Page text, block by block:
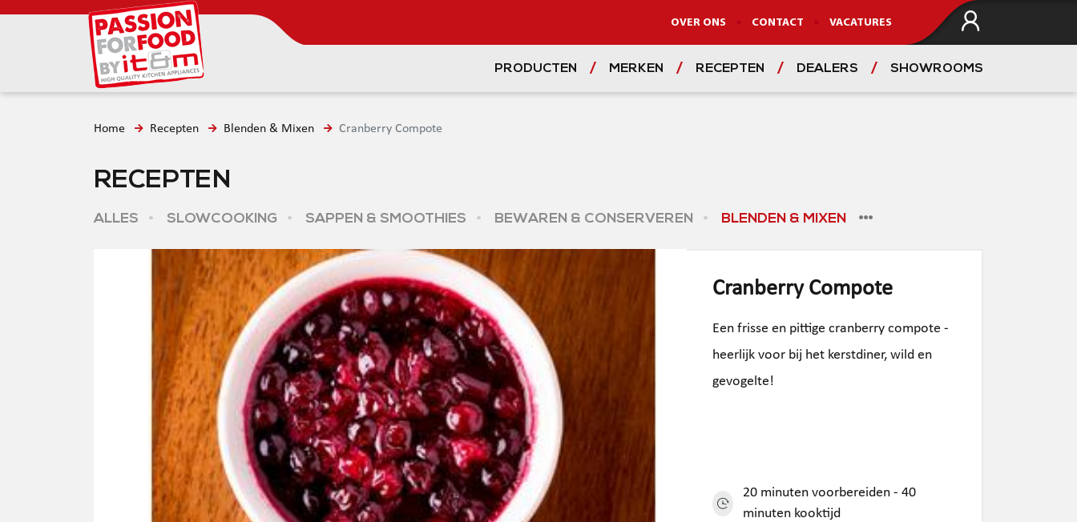
OVER ONS CONTACT VACATURES
PRODUCTEN MERKEN RECEPTEN DEALERS SHOWROOMS
Home Recepten Blenden & Mixen Cranberry Compote
RECEPTEN
ALLES SLOWCOOKING SAPPEN & SMOOTHIES BEWAREN & CONSERVEREN BLENDEN & MIXEN
Cranberry Compote
Een frisse en pittige cranberry compote -
heerlijk voor bij het kerstdiner, wild en
gevogelte!
20 minuten voorbereiden - 40
minuten kooktijd